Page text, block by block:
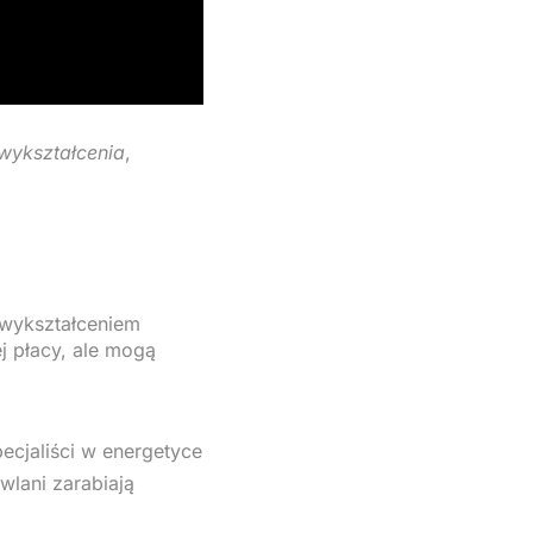
,
ale mogą
w energetyce
zarabiają